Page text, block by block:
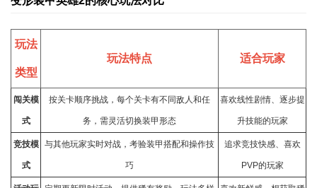
玩法
类型
玩法特点 适合玩家
闯关模
式
按关卡顺序挑战，每个关卡有不同敌人和任
务，需灵活切换装甲形态
喜欢线性剧情、逐步提
升技能的玩家
竞技模
式
与其他玩家实时对战，考验装甲搭配和操作技
巧
追求竞技快感、喜欢
PVP的玩家